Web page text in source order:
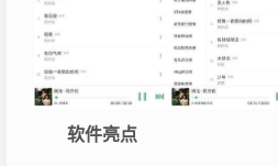
软件亮点